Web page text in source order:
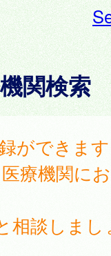
関検索
ができま
療機関に
相談しまし